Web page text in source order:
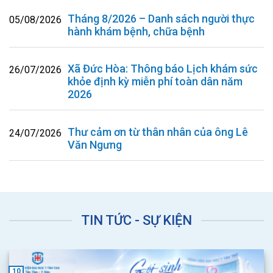
05/08/2026
Tháng 8/2026 – Danh sách người thực
hành khám bệnh, chữa bệnh
26/07/2026 Xã Đức Hòa: Thông báo Lịch khám sức
khỏe định kỳ miễn phí toàn dân năm
2026
24/07/2026
Thư cảm ơn từ thân nhân của ông Lê
Văn Ngưng
TIN TỨC - SỰ KIỆN
10